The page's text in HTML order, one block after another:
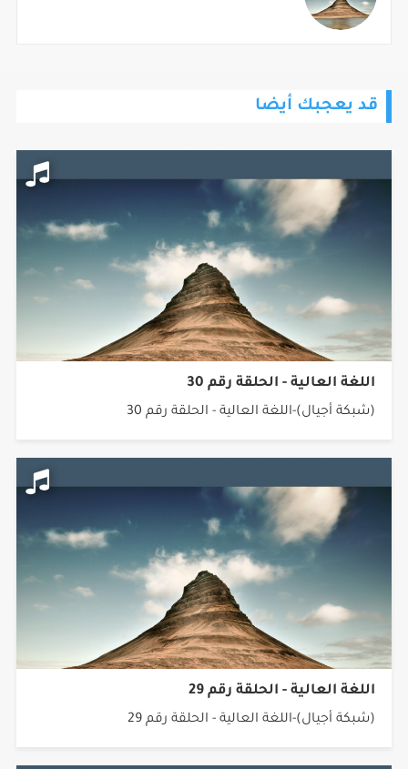
قد يعجبك أيضا
اللغة العالية - الحلقة رقم 30
(شبكة أجيال)-اللغة العالية - الحلقة رقم 30
اللغة العالية - الحلقة رقم 29
(شبكة أجيال)-اللغة العالية - الحلقة رقم 29